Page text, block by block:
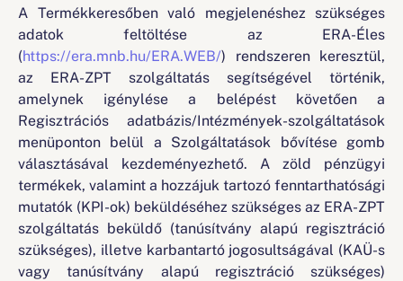
weboldalára, ezáltal lényegében ingyenes
lead-et generál.
vizibilitás:A Termékkeresőbe való bekerülés
növeli a termék és a pénzügyi szervezet
láthatóságát is, ezáltal szélesebb felhasználói
körben válhat ismertté.
exkluzivitás:A Termékkereső számos, a
pénzügyi szervezetek számára értéket
képviselő adatot generál majd, melyhez az
MNB – az adatvédelmi feltételek teljesülése
esetén - hozzáférést biztosíthat a résztvevők
számára.
környezeti fenntarthatóság támogatása,
elősegítése.
A Termékkeresőben jelenleg három terméktípus
feltöltésére van lehetőség:
zöld befektetési alapok,
zöld befektetési egységekhez kötött
életbiztosítások,
zöld önkéntes nyugdíjpénztárak.
A Termékkeresőben való megjelenéshez szükséges
adatok feltöltése az ERA-Éles
(https://era.mnb.hu/ERA.WEB/) rendszeren keresztül,
az ERA-ZPT szolgáltatás segítségével történik,
amelynek igénylése a belépést követően a
Regisztrációs adatbázis/Intézmények-szolgáltatások
menüponton belül a Szolgáltatások bővítése gomb
választásával kezdeményezhető. A zöld pénzügyi
termékek, valamint a hozzájuk tartozó fenntarthatósági
mutatók (KPI-ok) beküldéséhez szükséges az ERA-ZPT
szolgáltatás beküldő (tanúsítvány alapú regisztráció
szükséges), illetve karbantartó jogosultságával (KAÜ-s
vagy tanúsítvány alapú regisztráció szükséges)